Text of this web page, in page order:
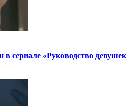
в сериале «Руководство девушек